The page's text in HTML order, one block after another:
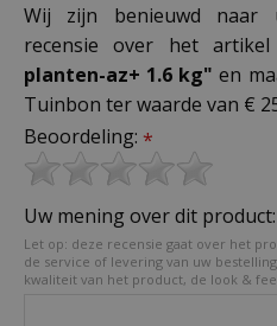
Wij zijn benieuwd naar
recensie over het artikel
planten-az+ 1.6 kg" en
Tuinbon ter waarde van €
Beoordeling: *
Uw mening over dit product:
Let op: deze recensie gaat over het
de service of levering van uw
kwaliteit van het product, de look &